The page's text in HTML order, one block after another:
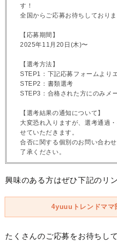
す！
全国からご応募お待ちしておりま
【応募期間】
2025年11月20日(木)〜
【選考方法】
STEP1：下記応募フォームより
STEP2：書類選考
STEP3：合格された方にのみメ
【選考結果の通知について】
大変恐れ入りますが、選考通過
せていただきます。
合否に関する個別のお問い合わ
了承ください。
興味のある方はぜひ下記のリ
4yuuuトレンドママ
たくさんのご応募をお待ちし